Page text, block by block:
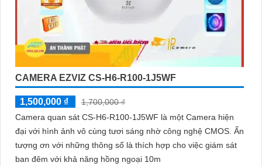
CAMERA EZVIZ CS-H6-R100-1J5WF
1,500,000 ₫
1,700,000 ₫
Camera quan sát CS-H6-R100-1J5WF là một Camera hiện
đại với hình ảnh vô cùng tươi sáng nhờ công nghệ CMOS. Ấn
tượng ơn với những thông số là thích hợp cho việc giám sát
ban đêm với khả năng hồng ngoại 10m